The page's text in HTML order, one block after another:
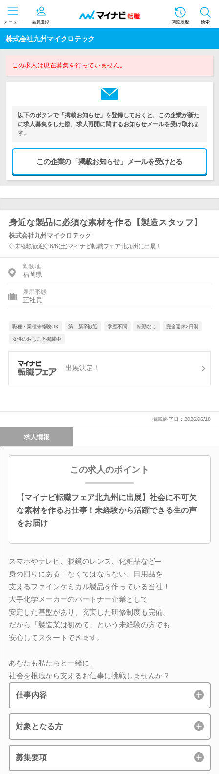
メニュー 会員登録 閲覧履歴 検索
株式会社九州マイクロテック
この求人は現在募集を行っていません。
以下のボタンで「掲載お知らせ」を登録しておくと、この企業が新た
に求人募集をした際、求人再開に関するお知らせメールを受け取れま
す。
この企業の「掲載お知らせ」メールを受けとる
身近な製品に必須な素材を作る【製造スタッフ】
株式会社九州マイクロテック
◇未経験歓迎◇6/6(土)マイナビ転職フェア北九州に出展！
勤務地
福岡県
雇用形態
正社員
職種・業種未経験OK 第二新卒歓迎 学歴不問 転勤なし 完全週休2日制
女性のおしごと掲載中
出展決定！
掲載終了日：2026/06/18
求人情報
この求人のポイント
【マイナビ転職フェア北九州に出展】社会に不可欠
な素材を作るお仕事！未経験から活躍できる生の声
をお届け
スマホやテレビ、眼鏡のレンズ、化粧品など─
身の回りにある「なくてはならない」日用品を
支えるファインケミカル製品を作っている当社！
大手化学メーカーのパートナー企業として
安定した基盤があり、充実した研修制度も完備。
だから「製造業は初めて」という未経験の方でも
安心してスタートできます。
あなたも私たちと一緒に、
社会を根底から支えるお仕事に挑戦しませんか？
仕事内容
対象となる方
募集要項